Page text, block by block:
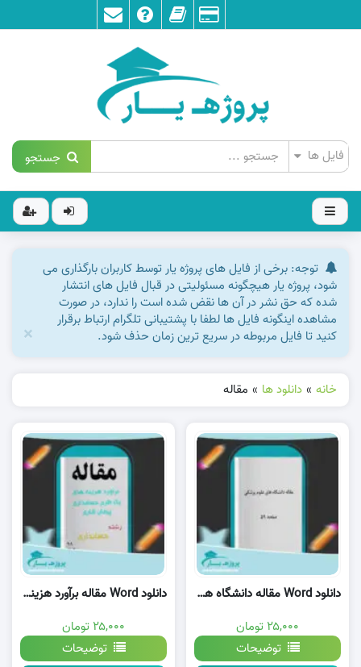
جستجو
توجه: برخی از فایل های پروژه یار توسط کاربران بارگذاری می
شود، پروژه یار هیچگونه مسئولیتی در قبال فایل های انتشار
شده که حق نشر در آن ها نقض شده است را ندارد، در صورت
مشاهده اینگونه فایل ها لطفا با پشتیبانی تلگرام ارتباط برقرار
کنید تا فایل مربوطه در سریع ترین زمان حذف شود.
×
خانه » دانلود ها » مقاله
دانلود Word مقاله دانشگاه های علوم پزشکی وورد
۲۵,۰۰۰ تومان
توضیحات
دانلود Word مقاله برآورد هزینه های یک طرح حسابداری پیمان کاری وورد
۲۵,۰۰۰ تومان
توضیحات